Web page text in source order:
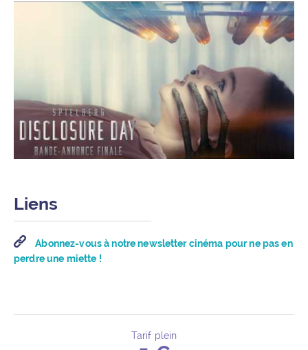
Liens
Abonnez-vous à notre newsletter cinéma pour ne pas en
perdre une miette !
Tarif plein